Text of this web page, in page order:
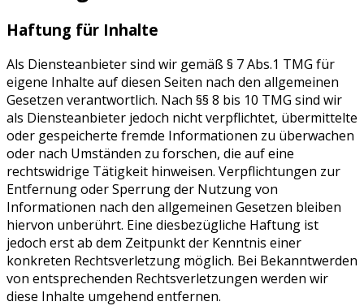
Haftung für Inhalte
Als Diensteanbieter sind wir gemäß § 7 Abs.1 TMG für
eigene Inhalte auf diesen Seiten nach den allgemeinen
Gesetzen verantwortlich. Nach §§ 8 bis 10 TMG sind wir
als Diensteanbieter jedoch nicht verpflichtet, übermittelte
oder gespeicherte fremde Informationen zu überwachen
oder nach Umständen zu forschen, die auf eine
rechtswidrige Tätigkeit hinweisen. Verpflichtungen zur
Entfernung oder Sperrung der Nutzung von
Informationen nach den allgemeinen Gesetzen bleiben
hiervon unberührt. Eine diesbezügliche Haftung ist
jedoch erst ab dem Zeitpunkt der Kenntnis einer
konkreten Rechtsverletzung möglich. Bei Bekanntwerden
von entsprechenden Rechtsverletzungen werden wir
diese Inhalte umgehend entfernen.